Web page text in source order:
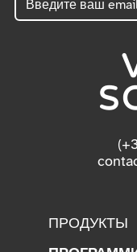
ПРОДУКТЫ